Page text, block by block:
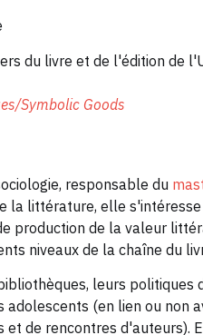
du livre et de l'édition de
Symbolic Goods
responsable du
la littérature, elle
production de la valeur
niveaux de la chaîne du
leurs politiques
(en lien ou non
de rencontres d'auteurs).